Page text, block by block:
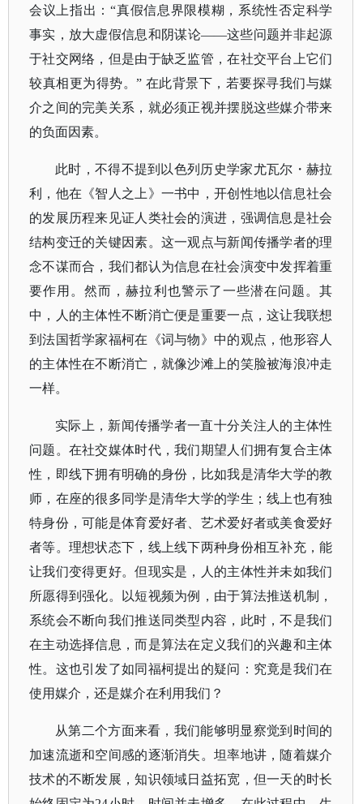
会议上指出：“真假信息界限模糊，系统性否定科学
事实，放大虚假信息和阴谋论——这些问题并非起源
于社交网络，但是由于缺乏监管，在社交平台上它们
较真相更为得势。” 在此背景下，若要探寻我们与媒
介之间的完美关系，就必须正视并摆脱这些媒介带来
的负面因素。
此时，不得不提到以色列历史学家尤瓦尔・赫拉
利，他在《智人之上》一书中，开创性地以信息社会
的发展历程来见证人类社会的演进，强调信息是社会
结构变迁的关键因素。这一观点与新闻传播学者的理
念不谋而合，我们都认为信息在社会演变中发挥着重
要作用。然而，赫拉利也警示了一些潜在问题。其
中，人的主体性不断消亡便是重要一点，这让我联想
到法国哲学家福柯在《词与物》中的观点，他形容人
的主体性在不断消亡，就像沙滩上的笑脸被海浪冲走
一样。
实际上，新闻传播学者一直十分关注人的主体性
问题。在社交媒体时代，我们期望人们拥有复合主体
性，即线下拥有明确的身份，比如我是清华大学的教
师，在座的很多同学是清华大学的学生；线上也有独
特身份，可能是体育爱好者、艺术爱好者或美食爱好
者等。理想状态下，线上线下两种身份相互补充，能
让我们变得更好。但现实是，人的主体性并未如我们
所愿得到强化。以短视频为例，由于算法推送机制，
系统会不断向我们推送同类型内容，此时，不是我们
在主动选择信息，而是算法在定义我们的兴趣和主体
性。这也引发了如同福柯提出的疑问：究竟是我们在
使用媒介，还是媒介在利用我们？
从第二个方面来看，我们能够明显察觉到时间的
加速流逝和空间感的逐渐消失。坦率地讲，随着媒介
技术的不断发展，知识领域日益拓宽，但一天的时长